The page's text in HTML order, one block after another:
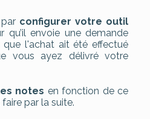
configurer votre outil
qu’il envoie une demande
que l'achat ait été effectué
vous ayez délivré votre
notes en fonction de ce
par la suite.